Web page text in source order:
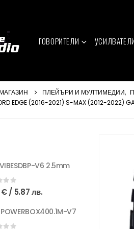
ГОВОРИТЕЛИ
ПЛЕЙЪРИ И МУЛТИМЕДИИ,
EDGE (2016-2021) S-MAX (2012-2022)
V6 2.5mm
5
€/ 5.87 лв.
V7